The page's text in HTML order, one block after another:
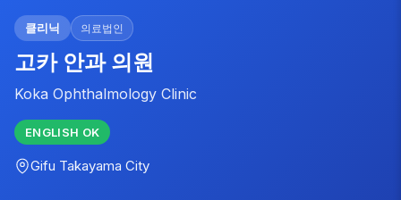
클리닉 의료법인
고카 안과 의원
Koka Ophthalmology Clinic
ENGLISH OK
Gifu Takayama City